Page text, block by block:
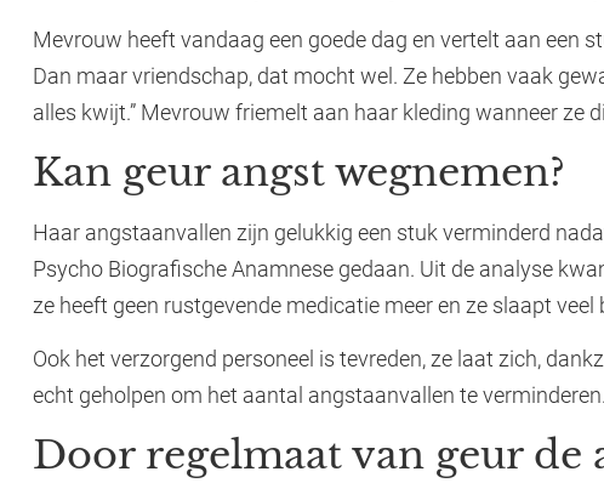
Mevrouw heeft vandaag een goede dag en vertelt aan een
Dan maar vriendschap, dat mocht wel. Ze hebben vaak
alles kwijt.” Mevrouw friemelt aan haar kleding wanneer ze
Kan geur angst wegnemen?
Haar angstaanvallen zijn gelukkig een stuk verminderd
Psycho Biografische Anamnese gedaan. Uit de analyse
ze heeft geen rustgevende medicatie meer en ze slaapt veel
Ook het verzorgend personeel is tevreden, ze laat zich,
echt geholpen om het aantal angstaanvallen te verminderen.
Door regelmaat van geur de